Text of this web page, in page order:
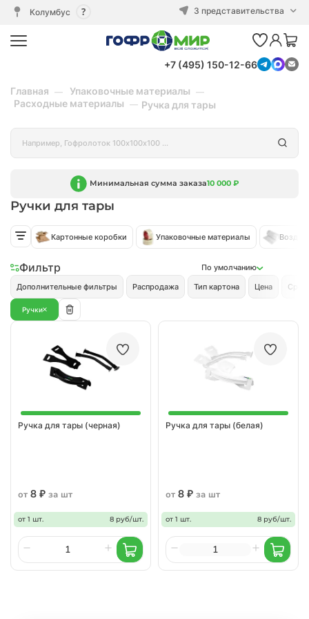
Колумбус 3 представительства
+7 (495) 150-12-66
Главная
Упаковочные материалы
Расходные материалы
Ручка для тары
Минимальная сумма заказа10 000 ₽
Ручки для тары
Картонные коробки Упаковочные материалы
Фильтр
По умолчанию
Дополнительные фильтры
Распродажа Тип картона Цена Срок
Ручки
Ручка для тары (черная)
от 8 ₽ за шт
от 1 шт. 8 руб/шт.
Ручка для тары (белая)
от 8 ₽ за шт
от 1 шт. 8 руб/шт.